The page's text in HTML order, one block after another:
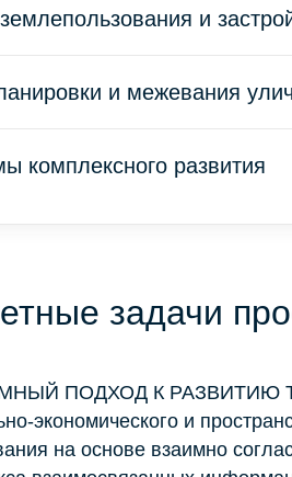
и
и межевания
комплексного развития
задачи
ПОДХОД К РАЗВИТИЮ
экономического и
на основе взаимно